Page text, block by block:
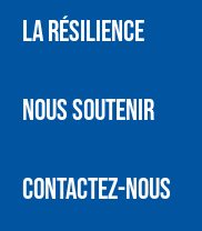
LA RÉSILIENCE
NOUS SOUTENIR
CONTACTEZ-NOUS